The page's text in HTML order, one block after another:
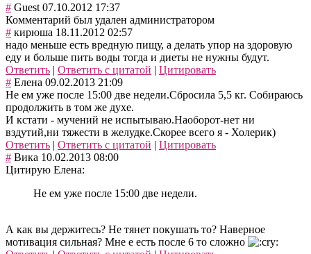
# Guest 07.10.2012 17:37
Комментарий был удален администратором
# кирюша 18.11.2012 02:57
надо меньше есть вредную пищу, а делать упор на здоровую
еду и больше пить воды тогда и диеты не нужны будут.
Ответить | Ответить с цитатой | Цитировать
# Елена 09.02.2013 21:09
Не ем уже после 15:00 две недели.Сбросила 5,5 кг. Собираюсь
продолжить в том же духе.
И кстати - мучений не испытываю.Наоборот-нет ни
вздутий,ни тяжести в желудке.Скорее всего я - Холерик)
Ответить | Ответить с цитатой | Цитировать
# Вика 10.02.2013 08:00
Цитирую Елена:
Не ем уже после 15:00 две недели.
А как вы держитесь? Не тянет покушать то? Наверное
мотивация сильная? Мне е есть после 6 то сложно